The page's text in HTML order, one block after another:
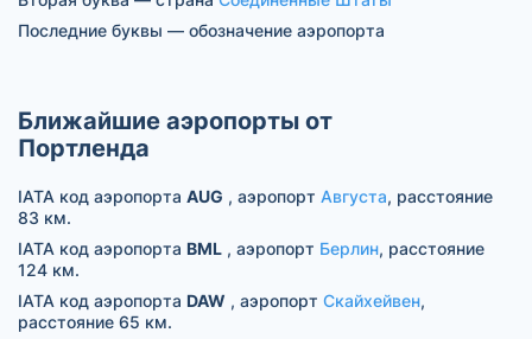
Последние буквы — обозначение аэропорта
Ближайшие аэропорты от
Портленда
IATA код аэропорта AUG , аэропорт Августа, расстояние
83 км.
IATA код аэропорта BML , аэропорт Берлин, расстояние
124 км.
IATA код аэропорта DAW , аэропорт Скайхейвен,
расстояние 65 км.